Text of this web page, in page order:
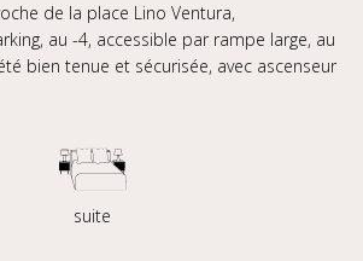
de la place Lino Ventura,
au -4, accessible par rampe large, au
bien tenue et sécurisée, avec ascenseur
suite